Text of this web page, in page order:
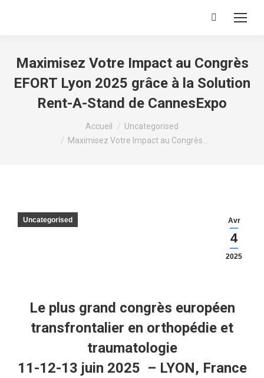
Recherche
Maximisez Votre Impact au Congrès
EFORT Lyon 2025 grâce à la Solution
Rent-A-Stand de CannesExpo
Accueil
Uncategorised
Maximisez Votre Impact au Congrès…
Avr
4
2025
Uncategorised
Le plus grand congrès européen
transfrontalier en orthopédie et
traumatologie
11-12-13 juin 2025 – LYON, France